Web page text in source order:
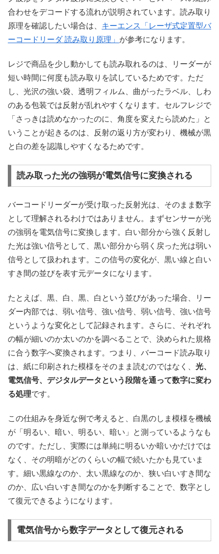
合わせをデコードする流れが説明されています。読み取り
原理を確認したい場合は、 キーエンス「レーザ式定置型バ
ーコードリーダ 読み取り原理」 が参考になります。
レジで商品を少し動かしても読み取れるのは、リーダーが
短い時間に何度も読み取りを試しているためです。ただ
し、光沢の強い袋、透明フィルム、曲がったラベル、しわ
のある包装では反射が乱れやすくなります。セルフレジで
「さっきは読めなかったのに、角度を変えたら読めた」と
いうことが起きるのは、反射の返り方が変わり、機械が黒
と白の差を認識しやすくなるためです。
読み取った光の強弱が電気信号に変換される
バーコードリーダーが受け取った反射光は、そのまま数字
として理解されるわけではありません。まずセンサーが光
の強弱を電気信号に変換します。白い部分から強く反射し
た光は強い信号として、黒い部分から弱く戻った光は弱い
信号として扱われます。この信号の変化が、黒い線と白い
すき間の並びを表す元データになります。
たとえば、黒、白、黒、白という並びがあった場合、リー
ダー内部では、弱い信号、強い信号、弱い信号、強い信号
というような変化として記録されます。さらに、それぞれ
の幅が細いのか太いのかを調べることで、決められた規格
に合う数字へ変換されます。つまり、バーコード読み取り
は、紙に印刷された模様をそのまま読むのではなく、 光、
電気信号、デジタルデータという段階を通って数字に変わ
る処理です。
この仕組みを身近な例で考えると、白黒のしま模様を機械
が「明るい、暗い、明るい、暗い」と測っているようなも
のです。ただし、実際には単純に明るいか暗いかだけでは
なく、その明暗がどのくらいの幅で続いたかも見ていま
す。細い黒線なのか、太い黒線なのか、狭い白いすき間な
のか、広い白いすき間なのかを判断することで、数字とし
て復元できるようになります。
電気信号から数字データとして復元される